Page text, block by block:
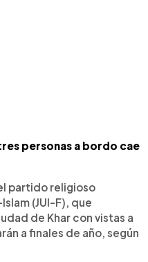
personas a bordo cae
partido religioso
(JUI-F), que
de Khar con vistas a
a finales de año, según